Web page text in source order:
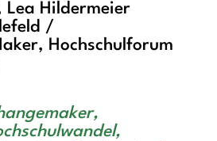
Lea Hildermeier
/
Hochschulforum